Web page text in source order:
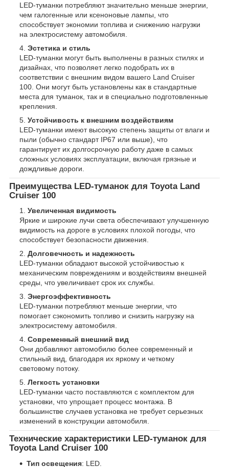
LED-туманки потребляют значительно меньше энергии,
чем галогенные или ксеноновые лампы, что
способствует экономии топлива и снижению нагрузки
на электросистему автомобиля.
Эстетика и стиль
LED-туманки могут быть выполнены в разных стилях и
дизайнах, что позволяет легко подобрать их в
соответствии с внешним видом вашего Land Cruiser
100. Они могут быть установлены как в стандартные
места для туманок, так и в специально подготовленные
крепления.
Устойчивость к внешним воздействиям
LED-туманки имеют высокую степень защиты от влаги и
пыли (обычно стандарт IP67 или выше), что
гарантирует их долгосрочную работу даже в самых
сложных условиях эксплуатации, включая грязные и
дождливые дороги.
Преимущества LED-туманок для Toyota Land
Cruiser 100
Увеличенная видимость
Яркие и широкие лучи света обеспечивают улучшенную
видимость на дороге в условиях плохой погоды, что
способствует безопасности движения.
Долговечность и надежность
LED-туманки обладают высокой устойчивостью к
механическим повреждениям и воздействиям внешней
среды, что увеличивает срок их службы.
Энергоэффективность
LED-туманки потребляют меньше энергии, что
помогает сэкономить топливо и снизить нагрузку на
электросистему автомобиля.
Современный внешний вид
Они добавляют автомобилю более современный и
стильный вид, благодаря их яркому и четкому
световому потоку.
Легкость установки
LED-туманки часто поставляются с комплектом для
установки, что упрощает процесс монтажа. В
большинстве случаев установка не требует серьезных
изменений в конструкции автомобиля.
Технические характеристики LED-туманок для
Toyota Land Cruiser 100
Тип освещения: LED.